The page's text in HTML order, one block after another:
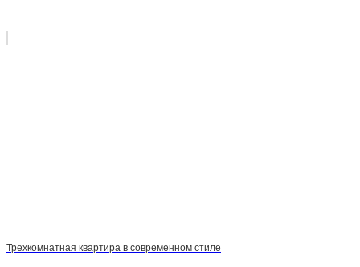
Трехкомнатная квартира в современном стиле